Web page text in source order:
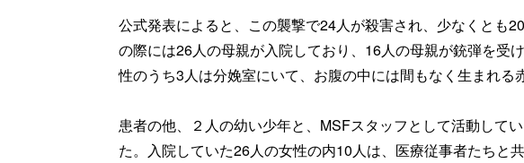
公式発表によると、この襲撃で24人が殺害され、少なくとも
の際には26人の母親が入院しており、16人の母親が銃弾を受
性のうち3人は分娩室にいて、お腹の中には間もなく生まれる
患者の他、２人の幼い少年と、MSFスタッフとして活動して
た。入院していた26人の女性の内10人は、医療従事者たちと